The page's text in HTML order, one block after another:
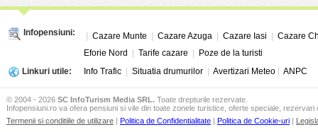
Infopensiuni: Cazare Munte Cazare Azuga Cazare Iasi
Cazare
Eforie Nord
Tarife cazare
Poze de la turisti
Linkuri utile:
Info Trafic Situatia drumurilor Avertizari Meteo ANPC
© 2004 - 2026 SC InfoTurism Media SRL. Toate drepturile rezervate.
Infopensiuni.ro va ofera pensiuni si vile din toate zonele turistice, oferte speciale, rezervari
Termenii si conditiile de utilizare | Politica de Confidentialitate | Politica de Cookie-uri |